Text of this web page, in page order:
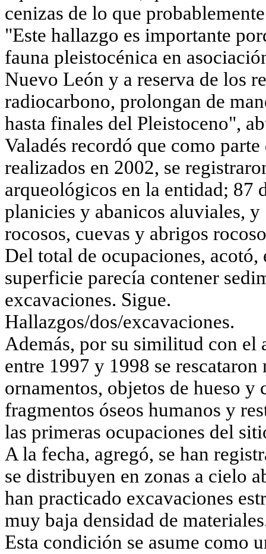
cenizas de lo que
"Este hallazgo es importante
fauna pleistocénica en
Nuevo León y a reserva de los
radiocarbono, prolongan de
hasta finales del Pleistoceno",
Valadés recordó que como
realizados en 2002, se
arqueológicos en la entidad; 87
planicies y abanicos aluviales,
rocosos, cuevas y abrigos
Del total de ocupaciones,
superficie parecía contener
excavaciones. Sigue.
Hallazgos/dos/excavaciones.
Además, por su similitud con el
entre 1997 y 1998 se
ornamentos, objetos de hueso
fragmentos óseos humanos y
las primeras ocupaciones del
A la fecha, agregó, se han
se distribuyen en zonas a cielo
han practicado excavaciones
muy baja densidad de
Esta condición se asume como